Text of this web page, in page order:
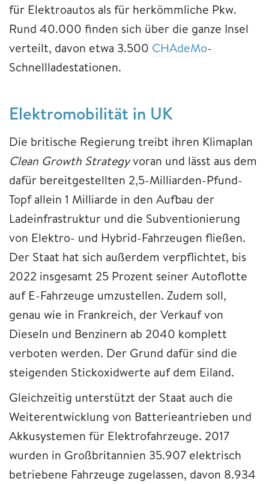
für Elektroautos als für herkömmliche Pkw.
Rund 40.000 finden sich über die ganze Insel
verteilt, davon etwa 3.500 CHAdeMo-
Schnellladestationen.
Elektromobilität in UK
Die britische Regierung treibt ihren Klimaplan
Clean Growth Strategyvoran und lässt aus dem
dafür bereitgestellten 2,5-Milliarden-Pfund-
Topf allein 1 Milliarde in den Aufbau der
Ladeinfrastruktur und die Subventionierung
von Elektro- und Hybrid-Fahrzeugen fließen.
Der Staat hat sich außerdem verpflichtet, bis
2022 insgesamt 25 Prozent seiner Autoflotte
auf E-Fahrzeuge umzustellen. Zudem soll,
genau wie in Frankreich, der Verkauf von
Dieseln und Benzinern ab 2040 komplett
verboten werden. Der Grund dafür sind die
steigenden Stickoxidwerte auf dem Eiland.
Gleichzeitig unterstützt der Staat auch die
Weiterentwicklung von Batterieantrieben und
Akkusystemen für Elektrofahrzeuge. 2017
wurden in Großbritannien 35.907 elektrisch
betriebene Fahrzeuge zugelassen, davon 8.934